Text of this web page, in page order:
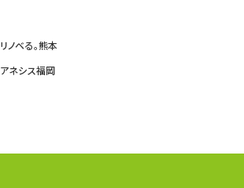
リノベる。熊本
アネシス福岡